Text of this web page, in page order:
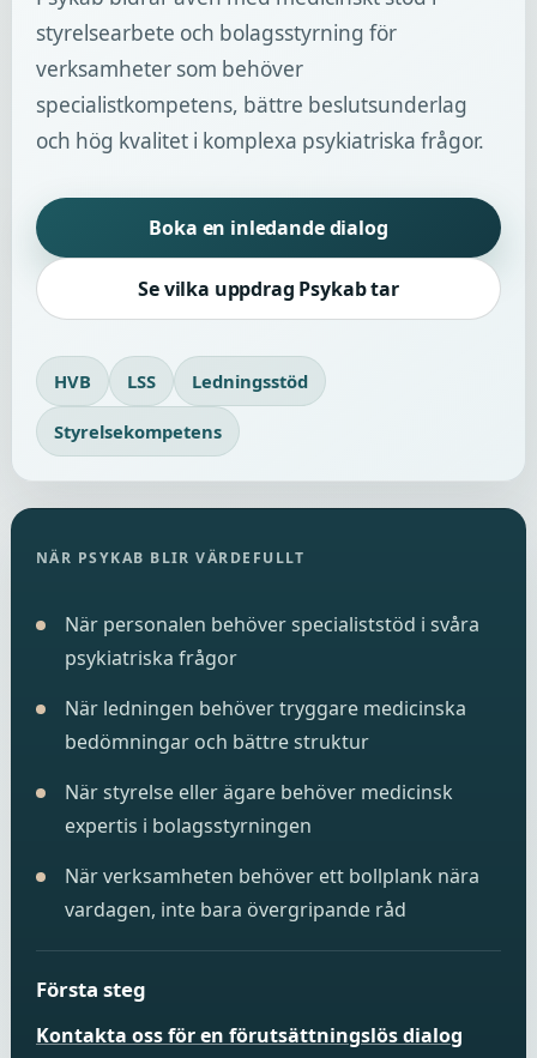
styrelsearbete och bolagsstyrning för
verksamheter som behöver
specialistkompetens, bättre beslutsunderlag
och hög kvalitet i komplexa psykiatriska frågor.
Boka en inledande dialog
Se vilka uppdrag Psykab tar
HVB LSS Ledningsstöd
Styrelsekompetens
NÄR PSYKAB BLIR VÄRDEFULLT
När personalen behöver specialiststöd i svåra
psykiatriska frågor
När ledningen behöver tryggare medicinska
bedömningar och bättre struktur
När styrelse eller ägare behöver medicinsk
expertis i bolagsstyrningen
När verksamheten behöver ett bollplank nära
vardagen, inte bara övergripande råd
Första steg
Kontakta oss för en förutsättningslös dialog